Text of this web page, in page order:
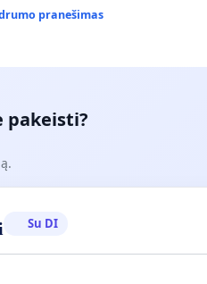
pranešimas
pakeisti?
Su DI